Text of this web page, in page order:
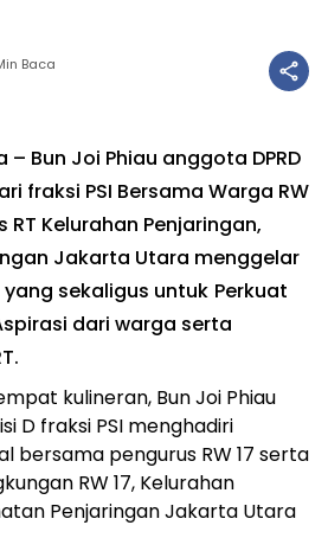
Baca
Bun Joi Phiau anggota DPRD
fraksi PSI Bersama Warga RW
RT Kelurahan Penjaringan,
Jakarta Utara menggelar
sekaligus untuk Perkuat
dari warga serta
kulineran, Bun Joi Phiau
D fraksi PSI menghadiri
bersama pengurus RW 17 serta
RW 17, Kelurahan
Penjaringan Jakarta Utara